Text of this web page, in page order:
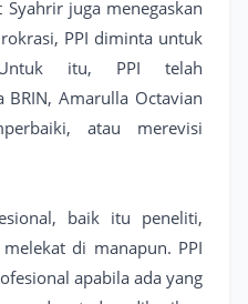
juga menegaskan
PPI diminta untuk
Untuk itu, PPI telah
BRIN, Amarulla Octavian
atau merevisi
baik itu peneliti,
di manapun. PPI
apabila ada yang